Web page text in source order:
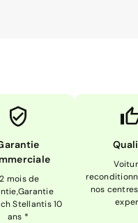
mois de
Stellantis 10
ans *
nos